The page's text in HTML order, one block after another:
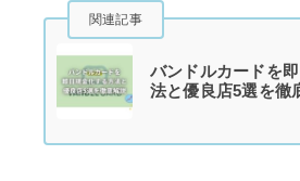
関連記事
バンドルカードを
法と優良店5選を徹